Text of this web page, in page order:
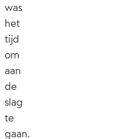
was
het
tijd
om
aan
de
slag
te
gaan.